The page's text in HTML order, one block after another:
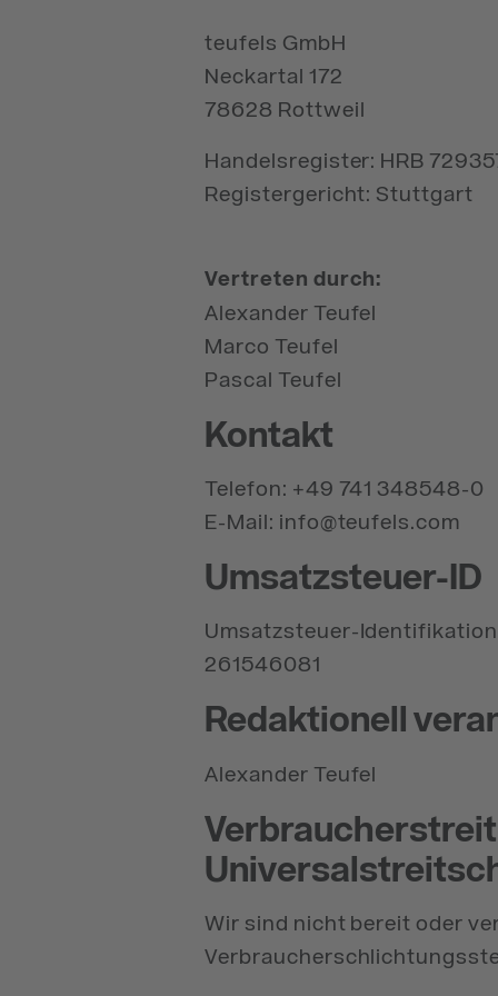
teufels GmbH
Neckartal 172
78628 Rottweil
Handelsregister: HRB
Registergericht: Stuttgart
Vertreten durch:
Alexander Teufel
Marco Teufel
Pascal Teufel
Kontakt
Telefon: +49 741 348548-0
E-Mail: info@teufels.com
Umsatzsteuer-ID
Umsatzsteuer-
261546081
Redaktionell
Alexander Teufel
Wir sind nicht bereit oder